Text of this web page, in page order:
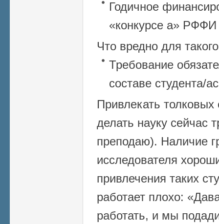
Годичное
«конкурсе а»
Что вредно для
Требование
составе студента/
Привлекать
делать науку сейчас
преподаю). Наличие
исследователя
привлечения таких
работает плохо:
работать, и мы